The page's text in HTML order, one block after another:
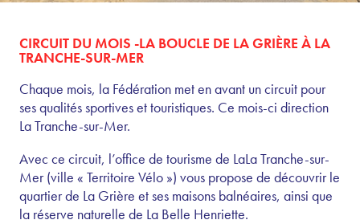
CIRCUIT DU MOIS -LA BOUCLE DE LA GRIÈRE À LA
TRANCHE-SUR-MER
Chaque mois, la Fédération met en avant un circuit pour
ses qualités sportives et touristiques. Ce mois-ci direction
La Tranche-sur-Mer.
Avec ce circuit, l’office de tourisme de LaLa Tranche-sur-
Mer (ville « Territoire Vélo ») vous propose de découvrir le
quartier de La Grière et ses maisons balnéaires, ainsi que
la réserve naturelle de La Belle Henriette.